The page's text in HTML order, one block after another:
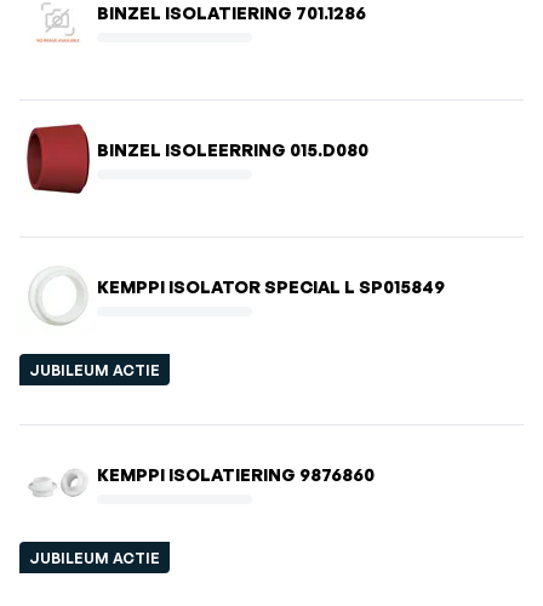
BINZEL ISOLATIERING 701.1286
BINZEL ISOLEERRING 015.D080
KEMPPI ISOLATOR SPECIAL L SP015849
JUBILEUM ACTIE
KEMPPI ISOLATIERING 9876860
JUBILEUM ACTIE